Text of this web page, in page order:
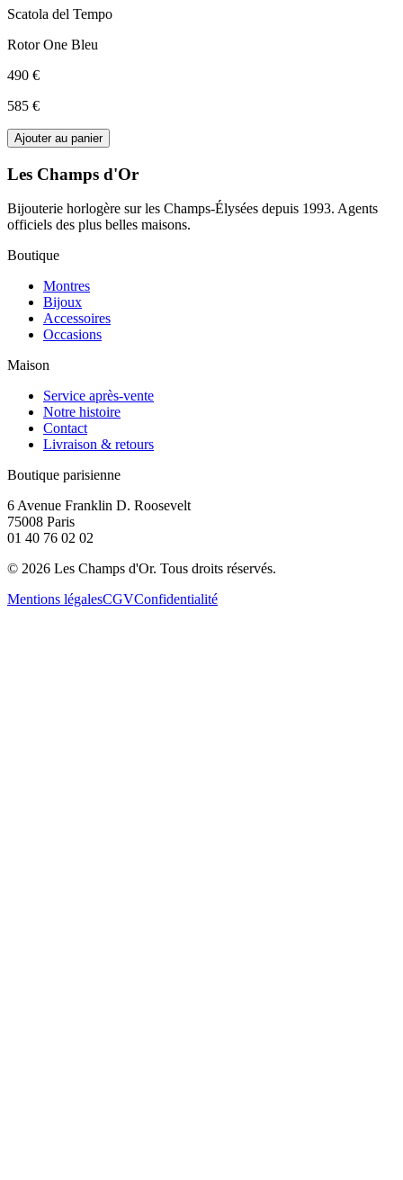
Scatola del Tempo
Rotor One Bleu
490 €
585 €
Ajouter au panier
Les Champs d'Or
Bijouterie horlogère sur les Champs-Élysées depuis 1993. Agents
officiels des plus belles maisons.
Boutique
Montres
Bijoux
Accessoires
Occasions
Maison
Service après-vente
Notre histoire
Contact
Livraison & retours
Boutique parisienne
6 Avenue Franklin D. Roosevelt
75008 Paris
01 40 76 02 02
© 2026 Les Champs d'Or. Tous droits réservés.
Mentions légalesCGVConfidentialité